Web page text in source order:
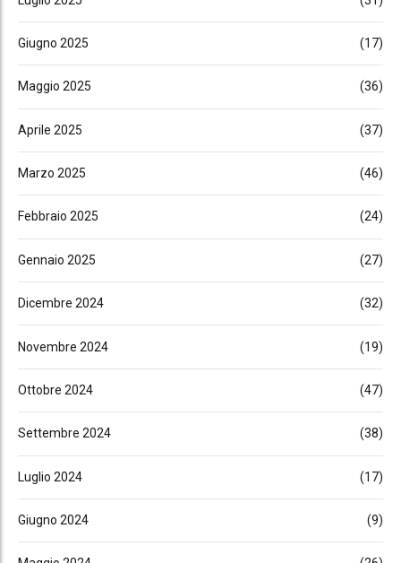
Giugno 2025 (17)
Maggio 2025 (36)
Aprile 2025 (37)
Marzo 2025 (46)
Febbraio 2025 (24)
Gennaio 2025 (27)
Dicembre 2024 (32)
Novembre 2024 (19)
Ottobre 2024 (47)
Settembre 2024 (38)
Luglio 2024 (17)
Giugno 2024 (9)